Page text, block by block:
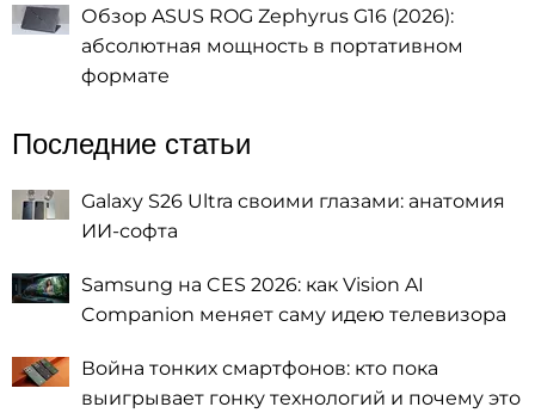
Обзор ASUS ROG Zephyrus G16 (2026):
абсолютная мощность в портативном
формате
Последние статьи
Galaxy S26 Ultra своими глазами: анатомия
ИИ-софта
Samsung на CES 2026: как Vision AI
Companion меняет саму идею телевизора
Война тонких смартфонов: кто пока
выигрывает гонку технологий и почему это